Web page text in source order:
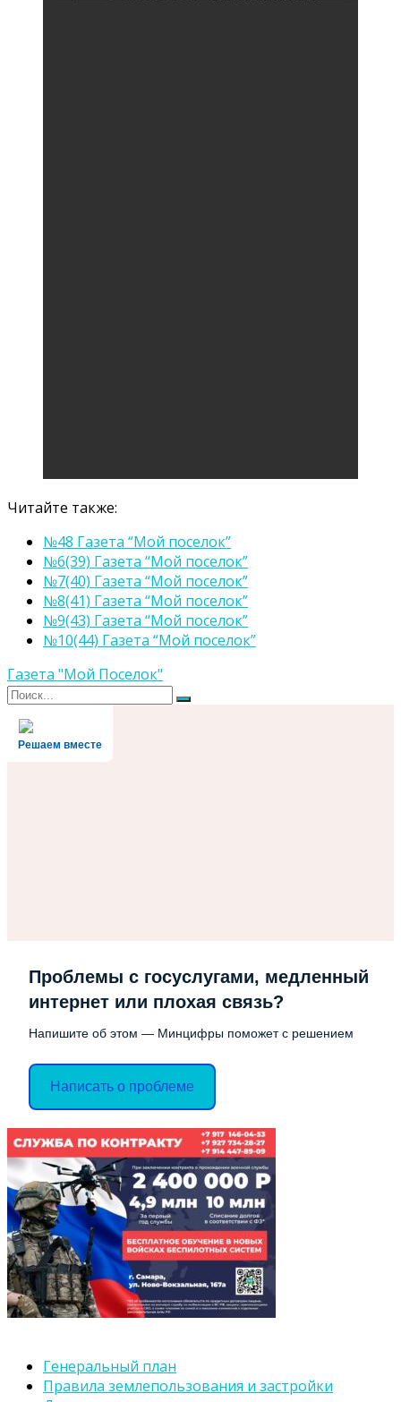
Читайте также:
№48 Газета “Мой поселок”
№6(39) Газета “Мой поселок”
№7(40) Газета “Мой поселок”
№8(41) Газета “Мой поселок”
№9(43) Газета “Мой поселок”
№10(44) Газета “Мой поселок”
Газета "Мой Поселок"
Поиск
Поиск
Решаем вместе
Проблемы с госуслугами, медленный
интернет или плохая связь?
Напишите об этом — Минцифры поможет с решением
Написать о проблеме
Генеральный план
Правила землепользования и застройки